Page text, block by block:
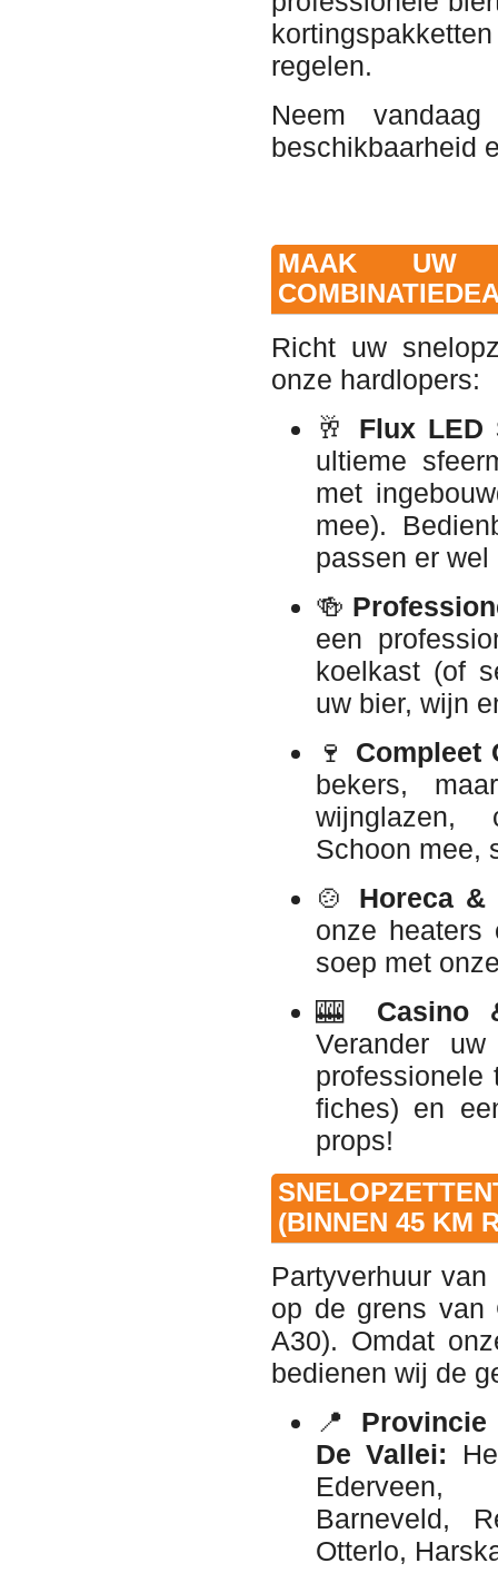
regelen.
Neem
beschikbaarheid
MAAK UW
Richt uw
onze hardlopers:
🥂 Flux LED
ultieme
met
mee).
passen er
🍻
een
koelkast (of
uw bier, wijn
🍷 Compleet
bekers,
wijnglazen,
Schoon mee,
🍲 Horeca &
onze heaters
soep met
🎰 Casino
Verander
professionele
fiches) en
props!
(BINNEN 45 KM
Partyverhuur
op de grens van
A30). Omdat
bedienen wij de
📍 Provincie
De Vallei:
Ederveen,
Barneveld,
Otterlo,